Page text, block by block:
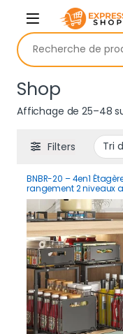
Skip to navigation
Skip to content
Recherche pour :
Shop
Affichage de 25–48
Filters
BNBR-20 – 4en1
rangement 2 niveaux
inoxydable rangement
cuisine salle de bain et
garde-manger